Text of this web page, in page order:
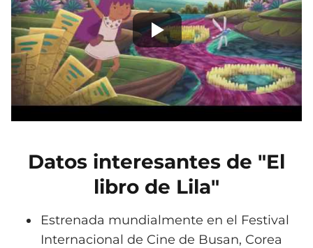
Datos interesantes de "El
libro de Lila"
Estrenada mundialmente en el Festival
Internacional de Cine de Busan, Corea